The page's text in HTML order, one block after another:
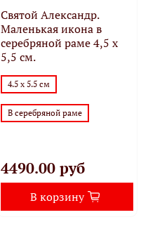
Святой Александр.
Маленькая икона в
серебряной раме 4,5 х
5,5 см.
4.5 х 5.5 см
В серебряной раме
4490.00 руб
В корзину